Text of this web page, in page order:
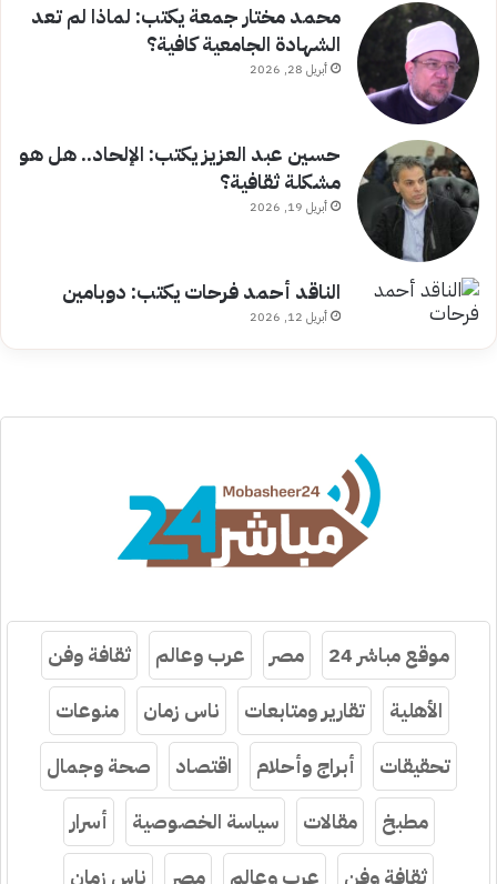
محمد مختار جمعة يكتب: لماذا لم تعد
الشهادة الجامعية كافية؟
أبريل 28, 2026
حسين عبد العزيز يكتب: الإلحاد.. هل هو
مشكلة ثقافية؟
أبريل 19, 2026
الناقد أحمد فرحات يكتب: دوبامين
أبريل 12, 2026
موقع مباشر 24 مصر عرب وعالم
ثقافة وفن
الأهلية
تقارير ومتابعات ناس زمان
منوعات
تحقيقات
أبراج وأحلام اقتصاد
صحة وجمال
مطبخ
مقالات سياسة الخصوصية
أسرار
ثقافة وفن
عرب وعالم مصر ناس زمان